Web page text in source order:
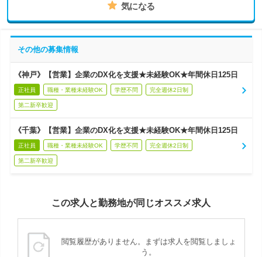
気になる
その他の募集情報
《神戸》【営業】企業のDX化を支援★未経験OK★年間休日125日
正社員 職種・業種未経験OK 学歴不問 完全週休2日制
第二新卒歓迎
《千葉》【営業】企業のDX化を支援★未経験OK★年間休日125日
正社員 職種・業種未経験OK 学歴不問 完全週休2日制
第二新卒歓迎
この求人と勤務地が同じオススメ求人
閲覧履歴がありません。まずは求人を閲覧しましょ
う。